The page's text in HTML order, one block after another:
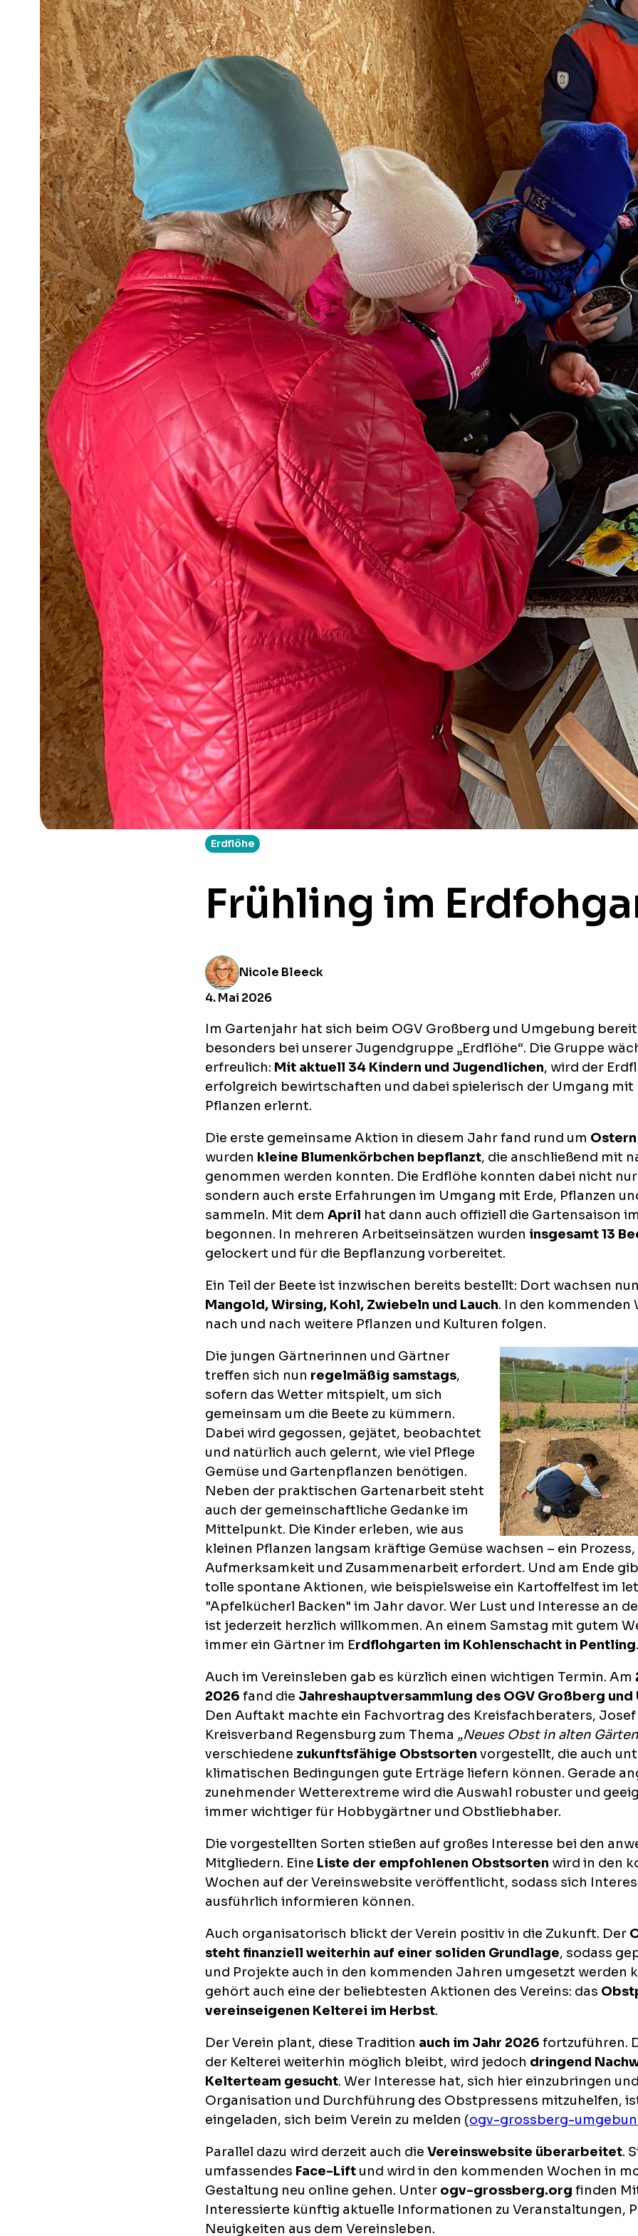
Erdflöhe
Frühling im
Nicole Bleeck
4. Mai 2026
Im Gartenjahr hat sich beim OGV Großberg und Umgebung
besonders bei unserer Jugendgruppe „Erdflöhe“. Die Gruppe
erfreulich: Mit aktuell 34 Kindern und Jugendlichen, wird der
erfolgreich bewirtschaften und dabei spielerisch der Umgang mit
Pflanzen erlernt.
Die erste gemeinsame Aktion in diesem Jahr fand rund um Ostern
wurden kleine Blumenkörbchen bepflanzt, die anschließend mit
genommen werden konnten. Die Erdflöhe konnten dabei nicht
sondern auch erste Erfahrungen im Umgang mit Erde, Pflanzen
sammeln. Mit dem April hat dann auch offiziell die Gartensaison
begonnen. In mehreren Arbeitseinsätzen wurden insgesamt 13
gelockert und für die Bepflanzung vorbereitet.
Ein Teil der Beete ist inzwischen bereits bestellt: Dort wachsen
Mangold, Wirsing, Kohl, Zwiebeln und Lauch. In den kommenden
nach und nach weitere Pflanzen und Kulturen folgen.
Die jungen Gärtnerinnen und Gärtner
treffen sich nun regelmäßig samstags,
sofern das Wetter mitspielt, um sich
gemeinsam um die Beete zu kümmern.
Dabei wird gegossen, gejätet, beobachtet
und natürlich auch gelernt, wie viel Pflege
Gemüse und Gartenpflanzen benötigen.
Neben der praktischen Gartenarbeit steht
auch der gemeinschaftliche Gedanke im
Mittelpunkt. Die Kinder erleben, wie aus
kleinen Pflanzen langsam kräftige Gemüse wachsen – ein
Aufmerksamkeit und Zusammenarbeit erfordert. Und am Ende
tolle spontane Aktionen, wie beispielsweise ein Kartoffelfest im
"Apfelkücherl Backen" im Jahr davor. Wer Lust und Interesse an
ist jederzeit herzlich willkommen. An einem Samstag mit gutem
immer ein Gärtner im Erdflohgarten im Kohlenschacht in Pentling.
Auch im Vereinsleben gab es kürzlich einen wichtigen Termin. Am
2026 fand die Jahreshauptversammlung des OGV Großberg und
Den Auftakt machte ein Fachvortrag des Kreisfachberaters, Josef
Kreisverband Regensburg zum Thema „Neues Obst in alten
verschiedene zukunftsfähige Obstsorten vorgestellt, die auch
klimatischen Bedingungen gute Erträge liefern können. Gerade
zunehmender Wetterextreme wird die Auswahl robuster und
immer wichtiger für Hobbygärtner und Obstliebhaber.
Die vorgestellten Sorten stießen auf großes Interesse bei den
Mitgliedern. Eine Liste der empfohlenen Obstsorten wird in den
Wochen auf der Vereinswebsite veröffentlicht, sodass sich
ausführlich informieren können.
Auch organisatorisch blickt der Verein positiv in die Zukunft. Der
steht finanziell weiterhin auf einer soliden Grundlage, sodass
und Projekte auch in den kommenden Jahren umgesetzt werden
gehört auch eine der beliebtesten Aktionen des Vereins: das
vereinseigenen Kelterei im Herbst.
Der Verein plant, diese Tradition auch im Jahr 2026 fortzuführen.
der Kelterei weiterhin möglich bleibt, wird jedoch dringend
Kelterteam gesucht. Wer Interesse hat, sich hier einzubringen
Organisation und Durchführung des Obstpressens mitzuhelfen,
eingeladen, sich beim Verein zu melden (ogv-grossberg-
Parallel dazu wird derzeit auch die Vereinswebsite überarbeitet.
umfassendes Face-Lift und wird in den kommenden Wochen in
Gestaltung neu online gehen. Unter ogv-grossberg.org finden
Interessierte künftig aktuelle Informationen zu Veranstaltungen,
Neuigkeiten aus dem Vereinsleben.